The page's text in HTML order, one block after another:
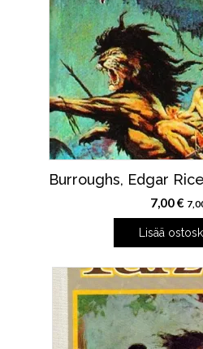
Burroughs, Edgar
7,00€
Lisää